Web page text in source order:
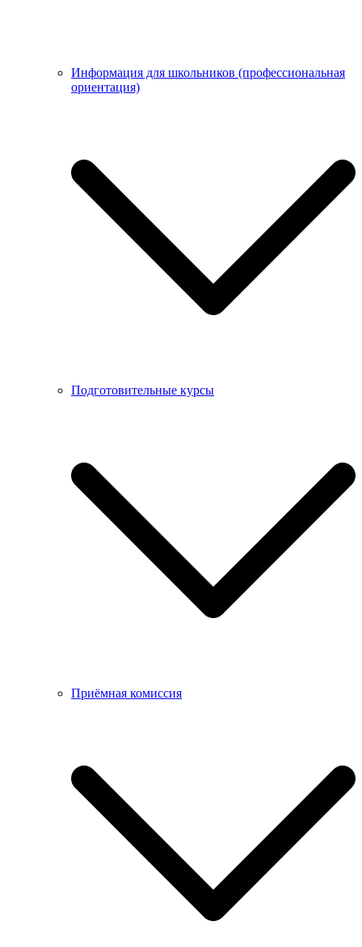
Информация для школьников (профессиональная
ориентация)
Подготовительные курсы
Приёмная комиссия